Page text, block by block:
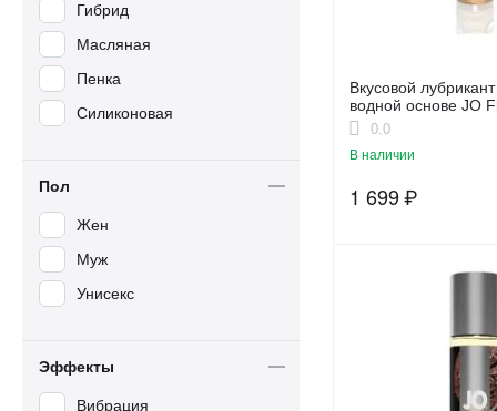
Вкусовой
водной основе JO
H2O 1oz (30 мл)
0.0
В наличии
1 699₽
Мимоза
Мохито
Мята
Мята и эвкалипт
Персик, Ваниль
Пинаколада
Рождественский
леденец, Имбирный
Гибрид
Масляная
Пенка
Силиконовая
Пол
Жен
Муж
Унисекс
Эффекты
Вибрация